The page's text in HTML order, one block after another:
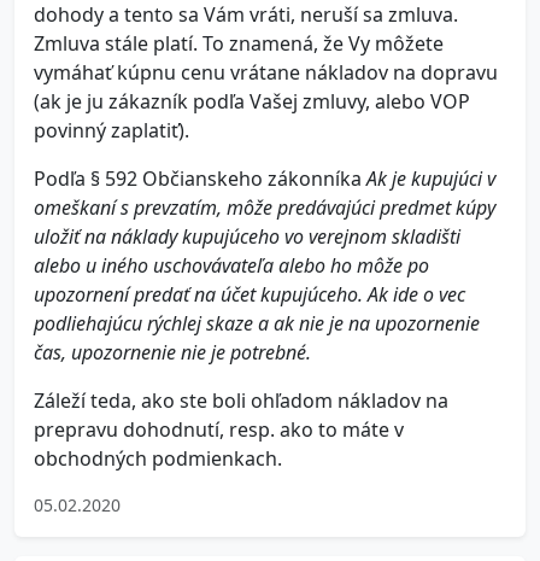
dohody a tento sa Vám vráti, neruší sa zmluva.
Zmluva stále platí. To znamená, že Vy môžete
vymáhať kúpnu cenu vrátane nákladov na dopravu
(ak je ju zákazník podľa Vašej zmluvy, alebo VOP
povinný zaplatiť).
Podľa § 592 Občianskeho zákonníkaAk je kupujúci v
omeškaní s prevzatím, môže predávajúci predmet kúpy
uložiť na náklady kupujúceho vo verejnom skladišti
alebo u iného uschovávateľa alebo ho môže po
upozornení predať na účet kupujúceho. Ak ide o vec
podliehajúcu rýchlej skaze a ak nie je na upozornenie
čas, upozornenie nie je potrebné.
Záleží teda, ako ste boli ohľadom nákladov na
prepravu dohodnutí, resp. ako to máte v
obchodných podmienkach.
05.02.2020